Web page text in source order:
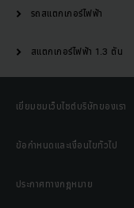
รถสแตกเกอร์ไฟฟ้า
สแตกเกอร์ไฟฟ้า 1.3 ตัน
เยี่ยมชมเว็บไซต์บริษัทของเรา
ข้อกำหนดและเงื่อนไขทั่วไป
ประกาศทางกฎหมาย